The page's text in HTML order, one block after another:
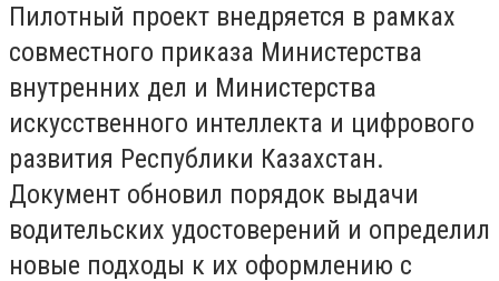
Пилотный проект внедряется в рамках
совместного приказа Министерства
внутренних дел и Министерства
искусственного интеллекта и цифрового
развития Республики Казахстан.
Документ обновил порядок выдачи
водительских удостоверений и определил
новые подходы к их оформлению с